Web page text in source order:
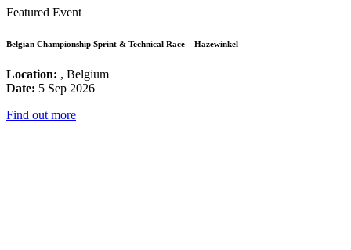
Featured Event
Belgian Championship Sprint & Technical Race – Hazewinkel
Location: , Belgium
Date: 5 Sep 2026
Find out more